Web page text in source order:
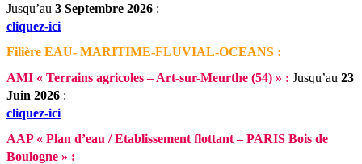
Jusqu’au 3 Septembre 2026 :
cliquez-ici
Filière EAU- MARITIME-FLUVIAL-OCEANS :
AMI « Terrains agricoles – Art-sur-Meurthe (54) » : Jusqu’au 23
Juin 2026 :
cliquez-ici
AAP « Plan d’eau / Etablissement flottant – PARIS Bois de
Boulogne » :